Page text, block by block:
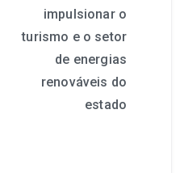
impulsionar o
turismo e o setor
de energias
renováveis do
estado